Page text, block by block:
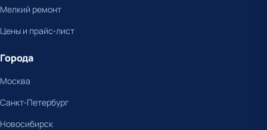
Мелкий ремонт
Цены и прайс-лист
Города
Москва
Санкт-Петербург
Новосибирск